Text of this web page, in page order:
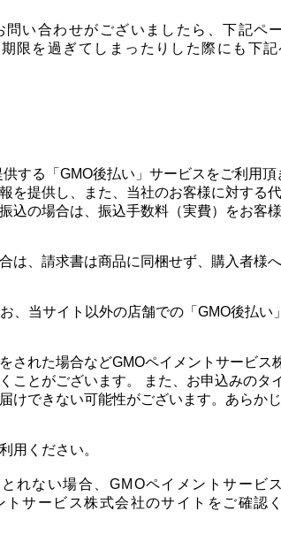
い合わせがございましたら、下記ペ
限を過ぎてしまったりした際にも下
する「GMO後払い」サービスをご利用頂
を提供し、また、当社のお客様に対する
込の場合は、振込手数料（実費）をお客
は、請求書は商品に同梱せず、購入者様
、当サイト以外の店舗での「GMO後払い
れた場合などGMOペイメントサービス
ことがございます。 また、お申込みのタ
けできない可能性がございます。あらか
用ください。
れない場合、GMOペイメントサービ
サービス株式会社のサイトをご確認